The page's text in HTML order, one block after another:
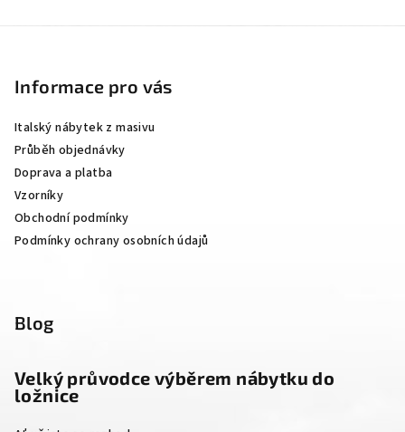
Informace pro vás
Italský nábytek z masivu
Průběh objednávky
Doprava a platba
Vzorníky
Obchodní podmínky
Podmínky ochrany osobních údajů
Blog
Velký průvodce výběrem nábytku do
ložnice